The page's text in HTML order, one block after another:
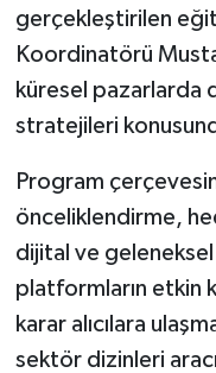
gerçekleştirilen
Koordinatörü
küresel pazarlarda
stratejileri
Program
önceliklendirme,
dijital ve geleneksel
platformların etkin
karar alıcılara
sektör dizinleri